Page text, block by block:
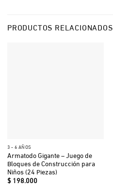
PRODUCTOS RELACIONADOS
3 - 6 AÑOS
Armatodo Gigante – Juego de
Bloques de Construcción para
Niños (24 Piezas)
$198.000